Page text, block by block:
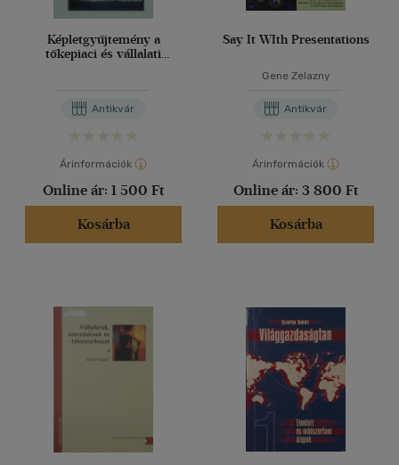
Képletgyűjtemény a
tőkepiaci és vállalati
Antikvár
Árinformációk
Online ár: 1 500 Ft
Kosárba
Say It WIth Presentations
Gene Zelazny
Antikvár
Árinformációk
Online ár: 3 800 Ft
Kosárba